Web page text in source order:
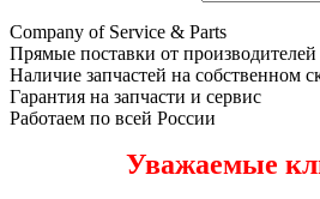
Company of Service & Parts
Прямые поставки от производителей
Наличие запчастей на собственном
Гарантия на запчасти и сервис
Работаем по всей России
Уважаемые